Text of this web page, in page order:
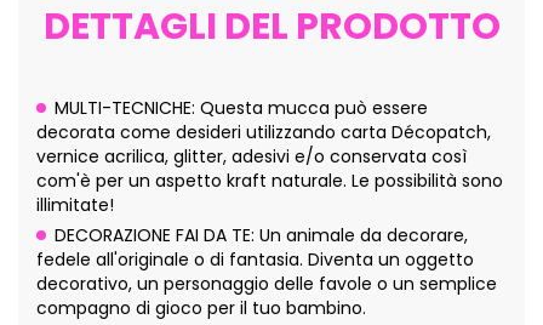
DETTAGLI DEL PRODOTTO
MULTI-TECNICHE: Questa mucca può essere
decorata come desideri utilizzando carta Décopatch,
vernice acrilica, glitter, adesivi e/o conservata così
com'è per un aspetto kraft naturale. Le possibilità sono
illimitate!
DECORAZIONE FAI DA TE: Un animale da decorare,
fedele all'originale o di fantasia. Diventa un oggetto
decorativo, un personaggio delle favole o un semplice
compagno di gioco per il tuo bambino.